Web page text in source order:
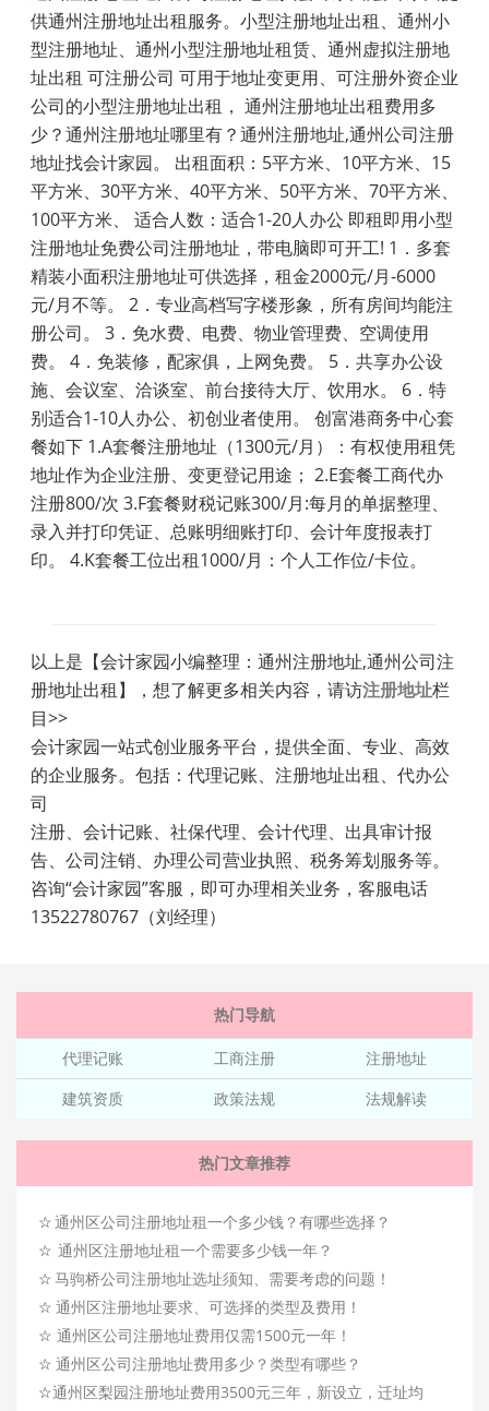
供通州注册地址出租服务。小型注册地址出租、通州小
型注册地址、通州小型注册地址租赁、通州虚拟注册地
址出租 可注册公司 可用于地址变更用、可注册外资企业
公司的小型注册地址出租， 通州注册地址出租费用多
少？通州注册地址哪里有？通州注册地址,通州公司注册
地址找会计家园。 出租面积：5平方米、10平方米、15
平方米、30平方米、40平方米、50平方米、70平方米、
100平方米、 适合人数：适合1-20人办公 即租即用小型
注册地址免费公司注册地址，带电脑即可开工! 1．多套
精装小面积注册地址可供选择，租金2000元/月-6000
元/月不等。 2．专业高档写字楼形象，所有房间均能注
册公司。 3．免水费、电费、物业管理费、空调使用
费。 4．免装修，配家俱，上网免费。 5．共享办公设
施、会议室、洽谈室、前台接待大厅、饮用水。 6．特
别适合1-10人办公、初创业者使用。 创富港商务中心套
餐如下 1.A套餐注册地址（1300元/月）：有权使用租凭
地址作为企业注册、变更登记用途； 2.E套餐工商代办
注册800/次 3.F套餐财税记账300/月:每月的单据整理、
录入并打印凭证、总账明细账打印、会计年度报表打
印。 4.K套餐工位出租1000/月：个人工作位/卡位。
以上是【会计家园小编整理：通州注册地址,通州公司注
册地址出租】，想了解更多相关内容，请访注册地址栏
目>>
会计家园一站式创业服务平台，提供全面、专业、高效
的企业服务。包括：代理记账、注册地址出租、代办公
司
注册、会计记账、社保代理、会计代理、出具审计报
告、公司注销、办理公司营业执照、税务筹划服务等。
咨询“会计家园”客服，即可办理相关业务，客服电话
13522780767（刘经理）
热门导航
代理记账 工商注册
注册地址
建筑资质
政策法规 法规解读
热门文章推荐
☆ 通州区公司注册地址租一个多少钱？有哪些选择？
☆ 通州区注册地址租一个需要多少钱一年？
☆ 马驹桥公司注册地址选址须知、需要考虑的问题！
☆ 通州区注册地址要求、可选择的类型及费用！
☆ 通州区公司注册地址费用仅需1500元一年！
☆ 通州区公司注册地址费用多少？类型有哪些？
☆通州区梨园注册地址费用3500元三年，新设立，迁址均